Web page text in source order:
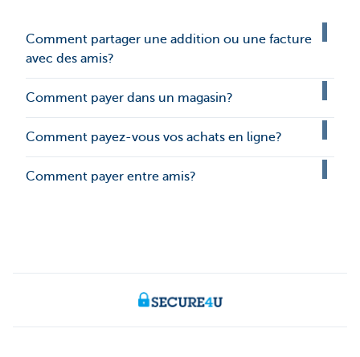
Comment partager une addition ou une facture
avec des amis?
Comment payer dans un magasin?
Comment payez-vous vos achats en ligne?
Comment payer entre amis?